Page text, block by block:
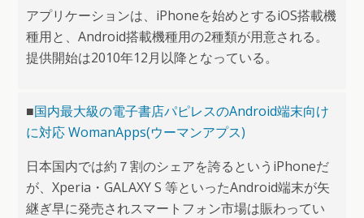
アプリケーションは、iPhoneを始めとするiOS搭載機
種用と、Android搭載機種用の2種類が用意される。
提供開始は2010年12月以降となっている。
■国内最大級の電子書店パピレスのAndroid端末向け
に対応 WomanApps(ウーマンアプス)
日本国内では約７割のシェアを誇るというiPhoneだ
が、Xperia・GALAXY S 等といったAndroid端末が矢
継ぎ早に発売されスマートフォン市場は賑わってい